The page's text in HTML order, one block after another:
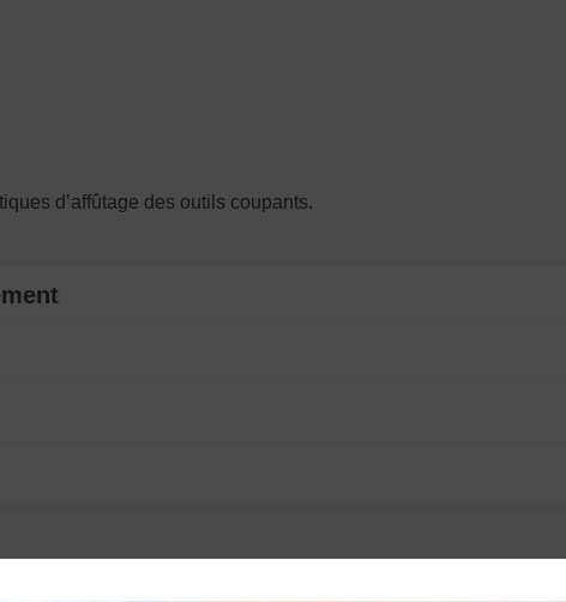
d’affûtage des outils coupants.